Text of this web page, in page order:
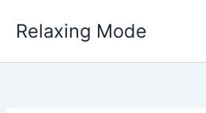
Relaxing Mode